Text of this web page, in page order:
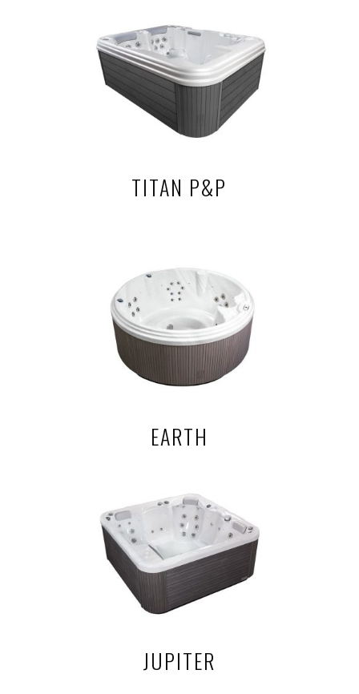
TITAN P&P
EARTH
JUPITER